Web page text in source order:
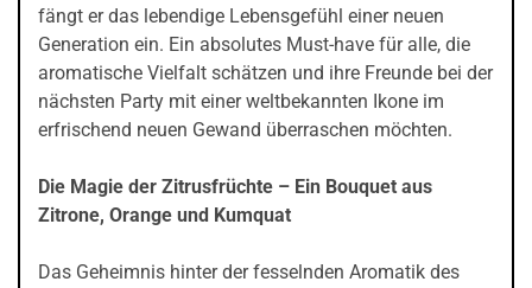
fängt er das lebendige Lebensgefühl einer neuen
Generation ein. Ein absolutes Must-have für alle, die
aromatische Vielfalt schätzen und ihre Freunde bei der
nächsten Party mit einer weltbekannten Ikone im
erfrischend neuen Gewand überraschen möchten.
Die Magie der Zitrusfrüchte – Ein Bouquet aus
Zitrone, Orange und Kumquat
Das Geheimnis hinter der fesselnden Aromatik des